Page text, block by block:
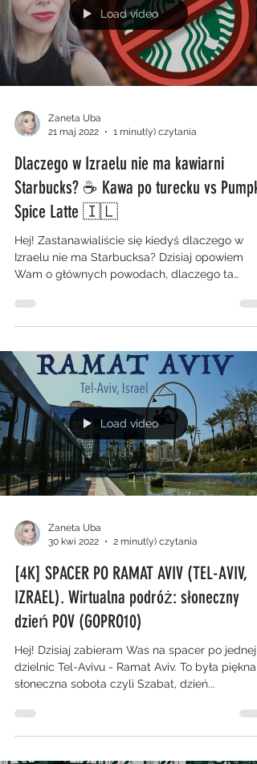
Load video
Zaneta Uba
21 maj 2022
1 minut(y) czytania
Dlaczego w Izraelu nie ma kawiarni
Starbucks? ☕ Kawa po turecku vs
Spice Latte 🇮🇱
Hej! Zastanawialiście się kiedyś dlaczego w
Izraelu nie ma Starbucksa? Dzisiaj opowiem
Wam o głównych powodach, dlaczego ta
Load video
Zaneta Uba
30 kwi 2022
2 minut(y) czytania
[4K] SPACER PO RAMAT AVIV (TEL-AVIV,
IZRAEL). Wirtualna podróż: słoneczny
dzień POV (GOPRO10)
Hej! Dzisiaj zabieram Was na spacer po jednej
dzielnic Tel-Avivu - Ramat Aviv. To była piękna,
słoneczna sobota czyli Szabat, dzień...